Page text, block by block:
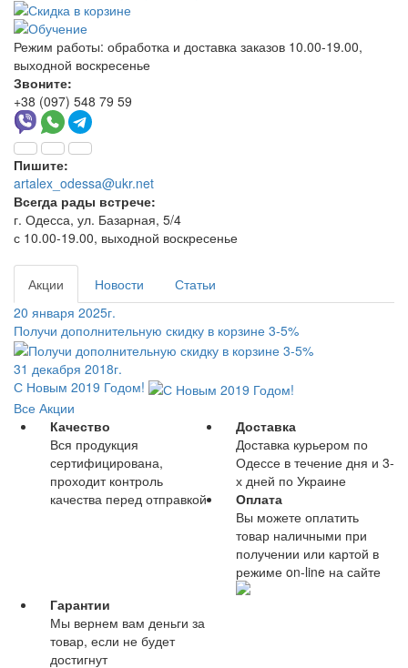
Режим работы: обработка и доставка заказов 10.00-19.00,
выходной воскресенье
Звоните:
+38 (097) 548 79 59
Пишите:
artalex_odessa@ukr.net
Всегда рады встрече:
г. Одесса, ул. Базарная, 5/4
с 10.00-19.00, выходной воскресенье
Акции Новости
Статьи
20 января 2025г.
Получи дополнительную скидку в корзине 3-5%
31 декабря 2018г.
С Новым 2019 Годом!
Все Акции
Качество
Вся продукция
сертифицирована,
проходит контроль
качества перед отправкой
Доставка
Доставка курьером по
Одессе в течение дня и 3-
х дней по Украине
Оплата
Вы можете оплатить
товар наличными при
получении или картой в
режиме on-line на сайте
Гарантии
Мы вернем вам деньги за
товар, если не будет
достигнут